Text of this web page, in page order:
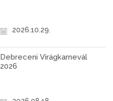
2026.10.29.
Debreceni Virágkarnevál
2026